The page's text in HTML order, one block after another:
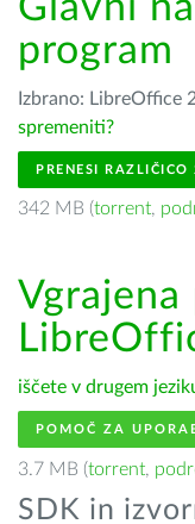
Glavni
program
Izbrano: LibreOffice
spremeniti?
PRENESI RAZLIČICO
342 MB (torrent,
Vgrajena
iščete v drugem
POMOČ ZA
3.7 MB (torrent,
SDK in